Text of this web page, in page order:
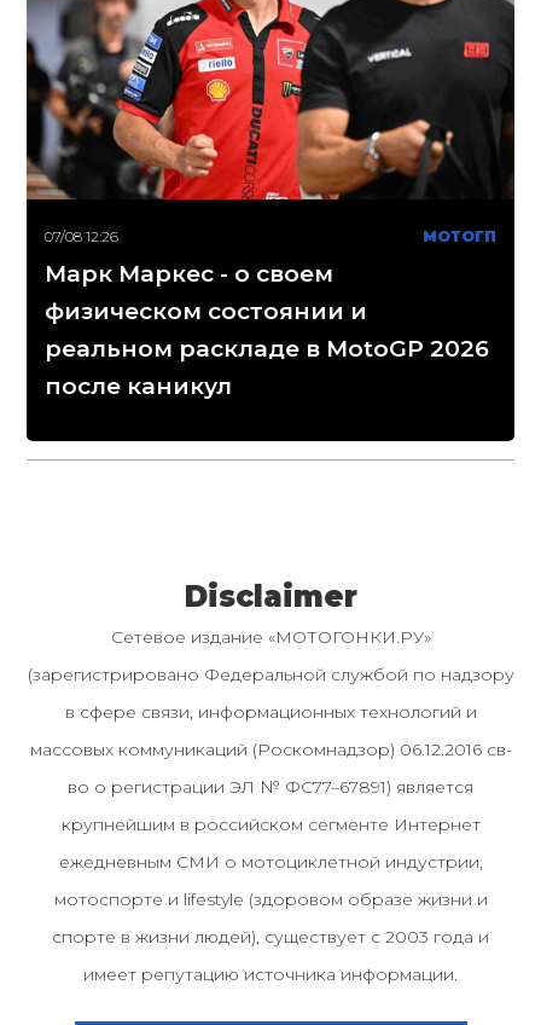
07/08 12:26 МОТОГП
Марк Маркес - о своем
физическом состоянии и
реальном раскладе в MotoGP 2026
после каникул
Disclaimer
Сетевое издание «МОТОГОНКИ.РУ»
(зарегистрировано Федеральной службой по надзору
в сфере связи, информационных технологий и
массовых коммуникаций (Роскомнадзор) 06.12.2016 св-
во о регистрации ЭЛ № ФС77–67891) является
крупнейшим в российском сегменте Интернет
ежедневным СМИ о мотоциклетной индустрии,
мотоспорте и lifestyle (здоровом образе жизни и
спорте в жизни людей), существует с 2003 года и
имеет репутацию источника информации.